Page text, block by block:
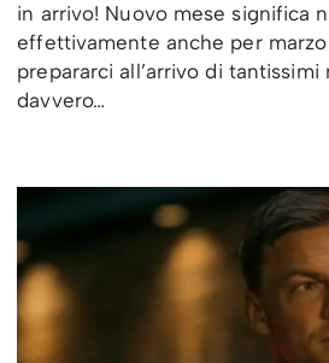
in arrivo! Nuovo mese significa
effettivamente anche per
prepararci all’arrivo di
davvero…